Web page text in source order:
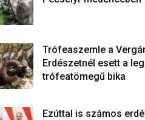
Trófeaszemle a
Erdészetnél esett a
trófeatömegű bika
Ezúttal is számos